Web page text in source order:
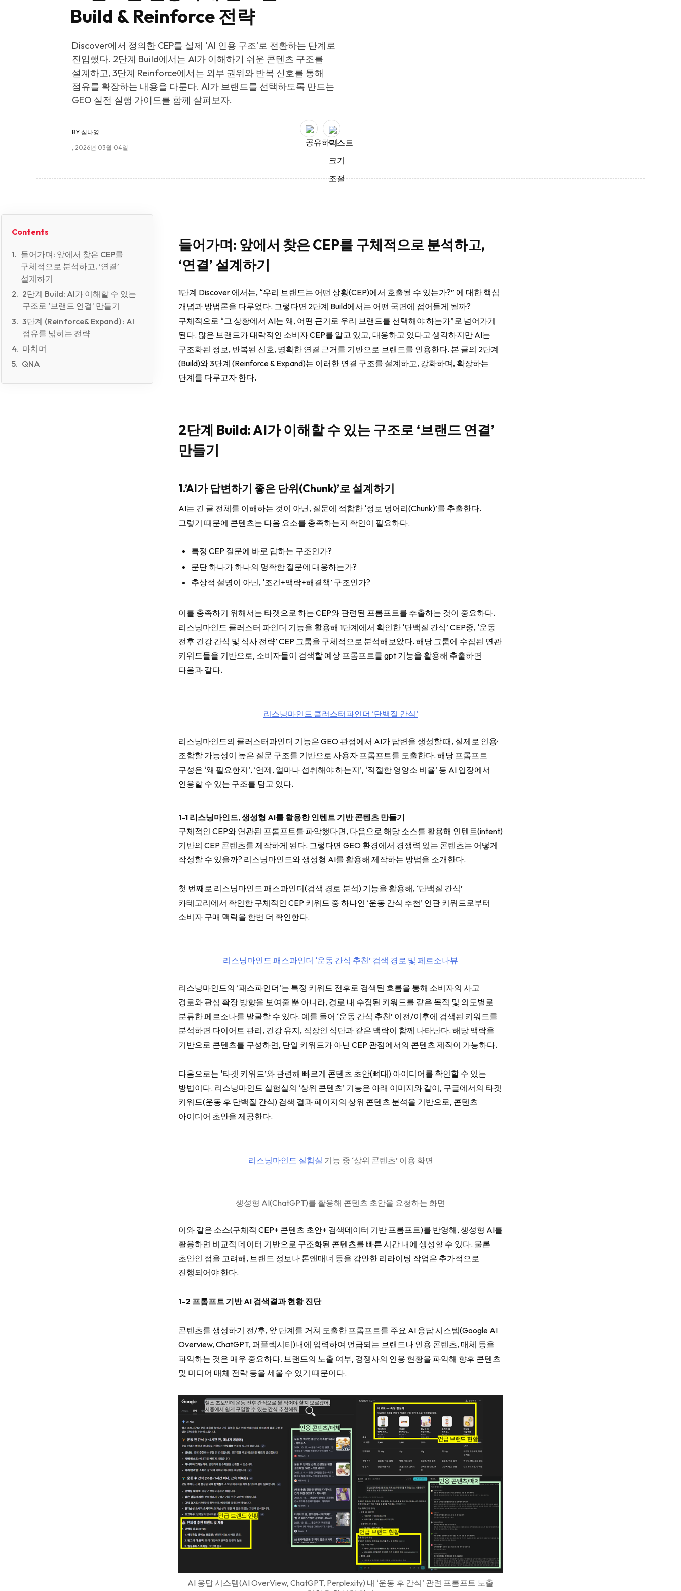
Build & Reinforce 전략
Discover에서 정의한 CEP를 실제 ‘AI 인용 구조’로 전환하는 단계로
진입했다. 2단계 Build에서는 AI가 이해하기 쉬운 콘텐츠 구조를
설계하고, 3단계 Reinforce에서는 외부 권위와 반복 신호를 통해
점유를 확장하는 내용을 다룬다. AI가 브랜드를 선택하도록 만드는
GEO 실전 실행 가이드를 함께 살펴보자.
BY 심나영
, 2026년 03월 04일
Contents
들어가며: 앞에서 찾은 CEP를
구체적으로 분석하고, ‘연결’
설계하기
2단계 Build: AI가 이해할 수 있는
구조로 ‘브랜드 연결’ 만들기
3단계 (Reinforce& Expand) : AI
점유를 넓히는 전략
마치며
QNA
들어가며: 앞에서 찾은 CEP를 구체적으로 분석하고,
‘연결’ 설계하기
1단계 Discover 에서는, “우리 브랜드는 어떤 상황(CEP)에서 호출될 수 있는가?” 에 대한 핵심
개념과 방법론을 다루었다. 그렇다면 2단계 Build에서는 어떤 국면에 접어들게 될까?
구체적으로 “그 상황에서 AI는 왜, 어떤 근거로 우리 브랜드를 선택해야 하는가”로 넘어가게
된다. 많은 브랜드가 대략적인 소비자 CEP를 알고 있고, 대응하고 있다고 생각하지만 AI는
구조화된 정보, 반복된 신호, 명확한 연결 근거를 기반으로 브랜드를 인용한다. 본 글의 2단계
(Build)와 3단계 (Reinforce & Expand)는 이러한 연결 구조를 설계하고, 강화하며, 확장하는
단계를 다루고자 한다.
2단계 Build: AI가 이해할 수 있는 구조로 ‘브랜드 연결’
만들기
1.’AI가 답변하기 좋은 단위(Chunk)’로 설계하기
AI는 긴 글 전체를 이해하는 것이 아닌, 질문에 적합한 ‘정보 덩어리(Chunk)’를 추출한다.
그렇기 때문에 콘텐츠는 다음 요소를 충족하는지 확인이 필요하다.
특정 CEP 질문에 바로 답하는 구조인가?
문단 하나가 하나의 명확한 질문에 대응하는가?
추상적 설명이 아닌, ‘조건+맥락+해결책’ 구조인가?
이를 충족하기 위해서는 타겟으로 하는 CEP와 관련된 프롬프트를 추출하는 것이 중요하다.
리스닝마인드 클러스터 파인더 기능을 활용해 1단계에서 확인한 ‘단백질 간식’ CEP중, ‘운동
전후 건강 간식 및 식사 전략’ CEP 그룹을 구체적으로 분석해보았다. 해당 그룹에 수집된 연관
키워드들을 기반으로, 소비자들이 검색할 예상 프롬프트를 gpt 기능을 활용해 추출하면
다음과 같다.
리스닝마인드 클러스터파인더 ‘단백질 간식’
리스닝마인드의 클러스터파인더 기능은 GEO 관점에서 AI가 답변을 생성할 때, 실제로 인용·
조합할 가능성이 높은 질문 구조를 기반으로 사용자 프롬프트를 도출한다. 해당 프롬프트
구성은 ‘왜 필요한지’, ‘언제, 얼마나 섭취해야 하는지’, ‘적절한 영양소 비율’ 등 AI 입장에서
인용할 수 있는 구조를 담고 있다.
1-1 리스닝마인드, 생성형 AI를 활용한 인텐트 기반 콘텐츠 만들기
구체적인 CEP와 연관된 프롬프트를 파악했다면, 다음으로 해당 소스를 활용해 인텐트(intent)
기반의 CEP 콘텐츠를 제작하게 된다. 그렇다면 GEO 환경에서 경쟁력 있는 콘텐츠는 어떻게
작성할 수 있을까? 리스닝마인드와 생성형 AI를 활용해 제작하는 방법을 소개한다.
첫 번째로 리스닝마인드 패스파인더(검색 경로 분석) 기능을 활용해, ‘단백질 간식’
카테고리에서 확인한 구체적인 CEP 키워드 중 하나인 ‘운동 간식 추천’ 연관 키워드로부터
소비자 구매 맥락을 한번 더 확인한다.
리스닝마인드 패스파인더 ‘운동 간식 추천’ 검색 경로 및 페르소나뷰
리스닝마인드의 ‘패스파인더’는 특정 키워드 전후로 검색된 흐름을 통해 소비자의 사고
경로와 관심 확장 방향을 보여줄 뿐 아니라, 경로 내 수집된 키워드를 같은 목적 및 의도별로
분류한 페르소나를 발굴할 수 있다. 예를 들어 ‘운동 간식 추천’ 이전/이후에 검색된 키워드를
분석하면 다이어트 관리, 건강 유지, 직장인 식단과 같은 맥락이 함께 나타난다. 해당 맥락을
기반으로 콘텐츠를 구성하면, 단일 키워드가 아닌 CEP 관점에서의 콘텐츠 제작이 가능하다.
다음으로는 ‘타겟 키워드’와 관련해 빠르게 콘텐츠 초안(뼈대) 아이디어를 확인할 수 있는
방법이다. 리스닝마인드 실험실의 ‘상위 콘텐츠’ 기능은 아래 이미지와 같이, 구글에서의 타겟
키워드(운동 후 단백질 간식) 검색 결과 페이지의 상위 콘텐츠 분석을 기반으로, 콘텐츠
아이디어 초안을 제공한다.
리스닝마인드 실험실 기능 중 ‘상위 콘텐츠’ 이용 화면
생성형 AI(ChatGPT)를 활용해 콘텐츠 초안을 요청하는 화면
이와 같은 소스(구체적 CEP+ 콘텐츠 초안+ 검색데이터 기반 프롬프트)를 반영해, 생성형 AI를
활용하면 비교적 데이터 기반으로 구조화된 콘텐츠를 빠른 시간 내에 생성할 수 있다. 물론
초안인 점을 고려해, 브랜드 정보나 톤앤매너 등을 감안한 리라이팅 작업은 추가적으로
진행되어야 한다.
1-2 프롬프트 기반 AI 검색결과 현황 진단
콘텐츠를 생성하기 전/후, 앞 단계를 거쳐 도출한 프롬프트를 주요 AI 응답 시스템(Google AI
Overview, ChatGPT, 퍼플렉시티)내에 입력하여 언급되는 브랜드나 인용 콘텐츠, 매체 등을
파악하는 것은 매우 중요하다. 브랜드의 노출 여부, 경쟁사의 인용 현황을 파악해 향후 콘텐츠
및 미디어 매체 전략 등을 세울 수 있기 때문이다.
AI 응답 시스템(AI OverView, ChatGPT, Perplexity) 내 ‘운동 후 간식’ 관련 프롬프트 노출